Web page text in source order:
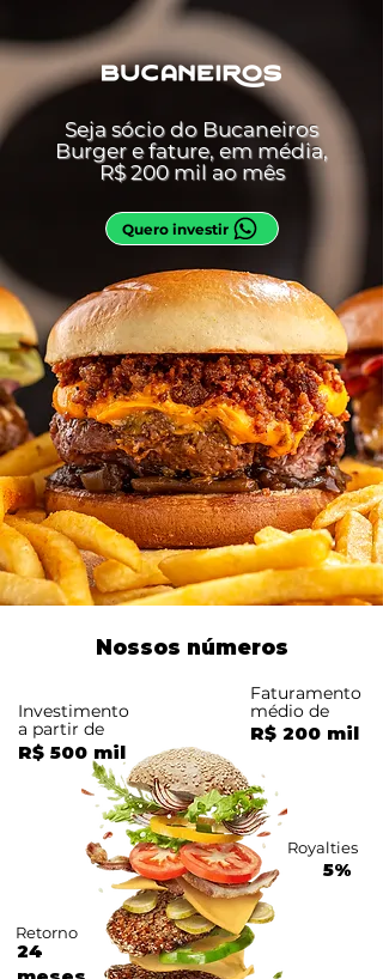
Seja sócio do Bucaneiros
Burger e fature, em média,
R$ 200 mil ao mês
Quero investir
Nossos números
R$ 500 mil
Retorno
24
R$ 200 mil
Investimento
a partir de
5%
Faturamento
médio de
Royalties